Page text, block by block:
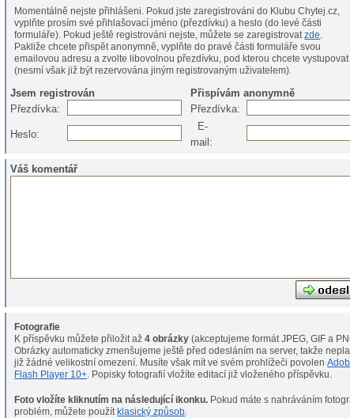
Momentálně nejste přihlášeni. Pokud jste zaregistrováni do Klubu Chytej.cz,
vyplňte prosím své přihlašovací jméno (přezdívku) a heslo (do levé části
formuláře). Pokud ještě registrováni nejste, můžete se zaregistrovatzde
Pakliže chcete přispět anonymně, vyplňte do pravé části formuláře svou
emailovou adresu a zvolte libovolnou přezdívku, pod kterou chcete vystupovat
(nesmí však již být rezervována jiným registrovaným uživatelem).
Jsem registrován
Přispívám anonymně
Přezdívka:
Přezdívka:
Heslo:
E-
mail:
Váš komentář
Fotografie
K příspěvku můžete přiložit až4 obrázky (akceptujeme formát JPEG, GIF a
Obrázky automaticky zmenšujeme ještě před odesláním na server, takže
již žádné velikostní omezení. Musíte však mít ve svém prohlížeči povolen
Flash Player 10+ . Popisky fotografií vložíte editací již vloženého příspěvku.
Foto vložíte kliknutím na následující ikonku.
problém, můžete použítklasický způsob.